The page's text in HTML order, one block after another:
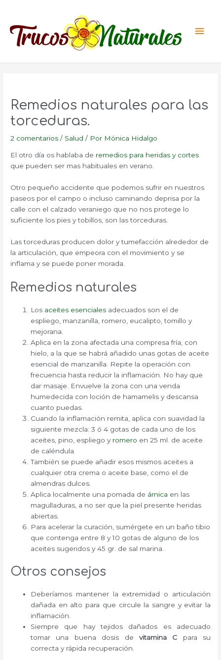
contenido
Remedios naturales para las
torceduras.
2 comentarios / Salud / Por Mónica Hidalgo
El otro día os hablaba de remedios para heridas y cortes
que pueden ser mas habituales en verano.
Otro pequeño accidente que podemos sufrir en nuestros
paseos por el campo o incluso caminando deprisa por la
calle con el calzado veraniego que no nos protege lo
suficiente los pies y tobillos, son las torceduras.
Las torceduras producen dolor y tumefacción alrededor de
la articulación, que empeora con el movimiento y se
inflama y se puede poner morada.
Remedios naturales
Los aceites esenciales adecuados son el de
espliego, manzanilla, romero, eucalipto, tomillo y
mejorana.
Aplica en la zona afectada una compresa fría, con
hielo, a la que se habrá añadido unas gotas de aceite
esencial de manzanilla. Repite la operación con
frecuencia hasta reducir la inflamación. No hay que
dar masaje. Envuelve la zona con una venda
humedecida con loción de hamamelis y descansa
cuanto puedas.
Cuando la inflamación remita, aplica con suavidad la
siguiente mezcla: 3 ó 4 gotas de cada uno de los
aceites, pino, espliego y romero en 25 ml. de aceite
de caléndula.
También se puede añadir esos mismos aceites a
cualquier otra crema o aceite base, como el de
almendras dulces.
Aplica localmente una pomada de árnica en las
magulladuras, a no ser que la piel presente heridas
abiertas.
Para acelerar la curación, sumérgete en un baño tibio
que contenga entre 8 y 10 gotas de alguno de los
aceites sugeridos y 45 gr. de sal marina.
Otros consejos
Deberíamos mantener la extremidad o articulación
dañada en alto para que circule la sangre y evitar la
inflamación.
Siempre que hay tejidos dañados es adecuado
tomar una buena dosis de vitamina C para su
correcta y rápida recuperación.